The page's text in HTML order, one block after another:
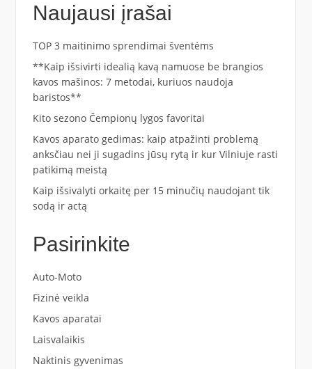
Naujausi įrašai
TOP 3 maitinimo sprendimai šventėms
**Kaip išsivirti idealią kavą namuose be brangios
kavos mašinos: 7 metodai, kuriuos naudoja
baristos**
Kito sezono Čempionų lygos favoritai
Kavos aparato gedimas: kaip atpažinti problemą
anksčiau nei ji sugadins jūsų rytą ir kur Vilniuje rasti
patikimą meistą
Kaip išsivalyti orkaitę per 15 minučių naudojant tik
sodą ir actą
Pasirinkite
Auto-Moto
Fizinė veikla
Kavos aparatai
Laisvalaikis
Naktinis gyvenimas